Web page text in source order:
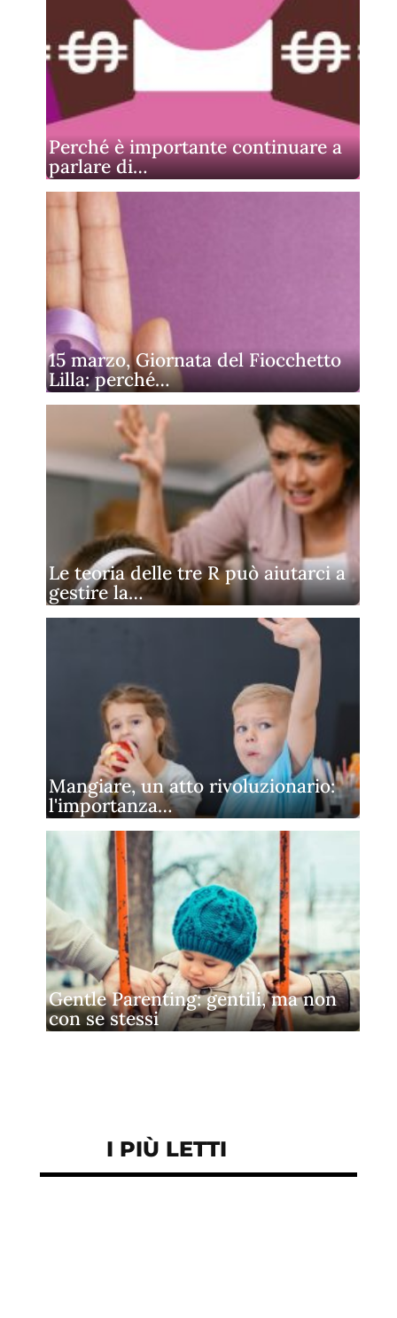
Perché è importante continuare a
parlare di…
15 marzo, Giornata del Fiocchetto
Lilla: perché…
Le teoria delle tre R può aiutarci a
gestire la…
Mangiare, un atto rivoluzionario:
l'importanza…
Gentle Parenting: gentili, ma non
con se stessi
I PIÙ LETTI